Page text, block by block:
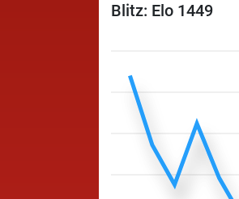
Blitz: Elo 1449